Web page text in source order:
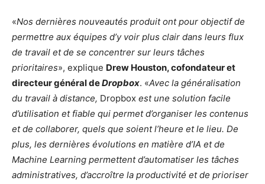
«Nos dernières nouveautés produit ont pour objectif de
permettre aux équipes d’y voir plus clair dans leurs flux
de travail et de se concentrer sur leurs tâches
prioritaires», explique Drew Houston, cofondateur et
directeur général deDropbox. «Avec la généralisation
du travail à distance, Dropbox est une solution facile
d’utilisation et fiable qui permet d’organiser les contenus
et de collaborer, quels que soient l’heure et le lieu. De
plus, les dernières évolutions en matière d’IA et de
Machine Learning permettent d’automatiser les tâches
administratives, d’accroître la productivité et de prioriser